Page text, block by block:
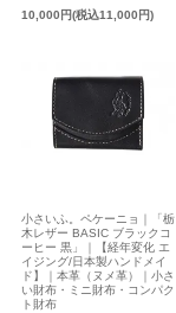
10,000円(税込11,000円)
小さいふ。ペケーニョ｜「栃
木レザー BASIC ブラックコ
ーヒー 黒」｜【経年変化 エ
イジング/日本製ハンドメイ
ド】｜本革（ヌメ革）｜小さ
い財布・ミニ財布・コンパク
ト財布